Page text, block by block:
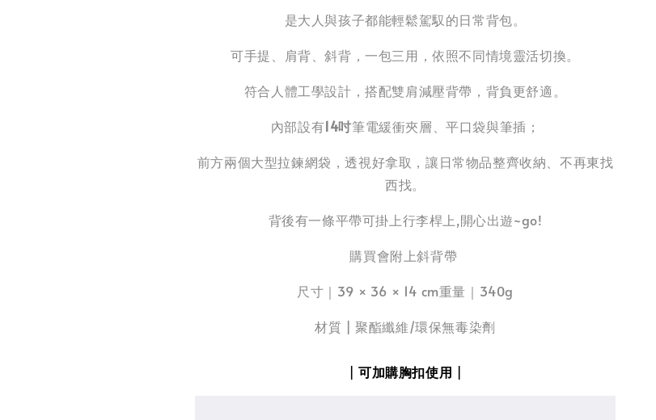
是大人與孩子都能輕鬆駕馭的日常背包。
可手提、肩背、斜背，一包三用，依照不同情境靈活切換。
符合人體工學設計，搭配雙肩減壓背帶，背負更舒適。
內部設有14吋筆電緩衝夾層、平口袋與筆插；
前方兩個大型拉鍊網袋，透視好拿取，讓日常物品整齊收納、不再東找
西找。
背後有一條平帶可掛上行李桿上,開心出遊~go!
購買會附上斜背帶
尺寸｜39 × 36 × 14 cm重量｜340g
材質 | 聚酯纖維/環保無毒染劑
| 可加購胸扣使用 |